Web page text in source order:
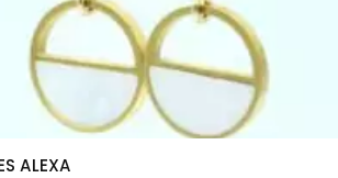
ALEXA